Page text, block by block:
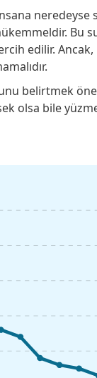
neredeyse
Bu
edilir. Ancak,
belirtmek
olsa bile